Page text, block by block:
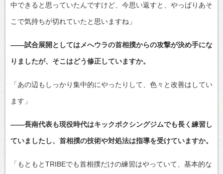
中できると思っていたんですけど、今思い返すと、やっぱりあそ
こで気持ちが切れていたと思いますね」
――試合展開としてはメへウラの首相撲からの攻撃が決め手にな
りましたが、そこはどう修正していますか。
「あの辺もしっかり集中的にやったりして、色々と改善はしてい
ます」
――長南代表も現役時代はキックボクシングジムでも長く練習し
ていましたし、首相撲の技術や対処法は指導を受けていますか。
「もともとTRIBEでも首相撲だけの練習はやっていて、基本的な